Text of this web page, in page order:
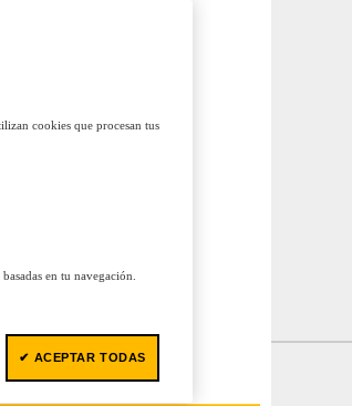
cookies que procesan tus
en tu navegación.
✔ ACEPTAR TODAS